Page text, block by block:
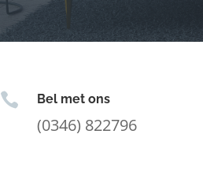
 Bel met ons
(0346) 822796